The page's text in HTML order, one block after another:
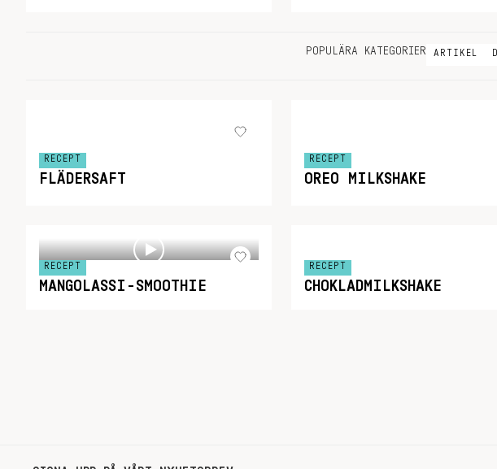
POPULÄRA KATEGORIER ARTIKEL
RECEPT
FLÄDERSAFT
RECEPT
OREO MILKSHAKE
RECEPT
MANGOLASSI-SMOOTHIE
RECEPT
CHOKLADMILKSHAKE